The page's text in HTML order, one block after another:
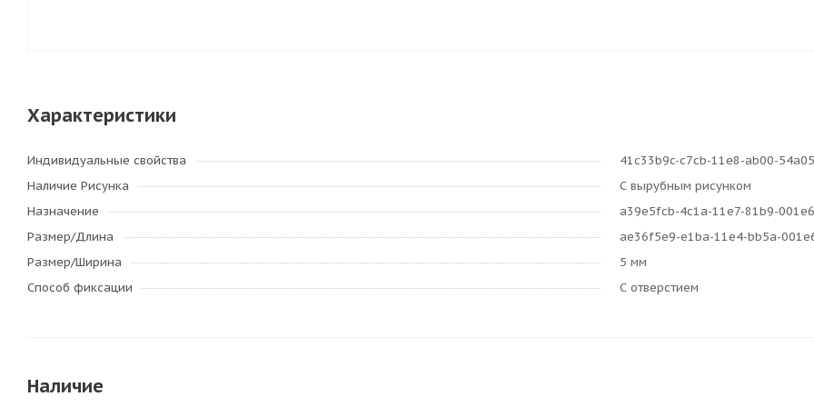
Характеристики
Индивидуальные свойства
41c33b9c-c7cb-11e8-ab00-
Наличие Рисунка
С вырубным рисунком
Назначение
a39e5fcb-4c1a-11e7-81b9-
Размер/Длина
ae36f5e9-e1ba-11e4-bb5a-
Размер/Ширина
5 мм
Способ фиксации
С отверстием
Наличие